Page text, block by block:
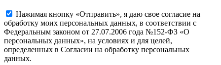
Нажимая кнопку «Отправить», я даю свое согласие на
обработку моих персональных данных, в соответствии с
Федеральным законом от 27.07.2006 года №152-ФЗ «О
персональных данных», на условиях и для целей,
определенных в Согласии на обработку персональных
данных.